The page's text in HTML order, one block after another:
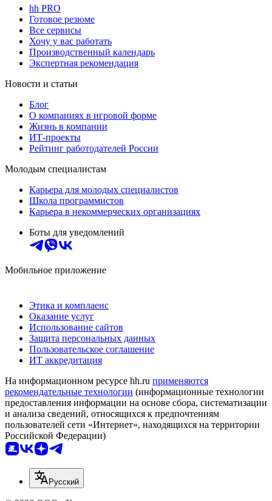
hh PRO
Готовое резюме
Все сервисы
Хочу у вас работать
Производственный календарь
Экспертная рекомендация
Новости и статьи
Блог
О компаниях в игровой форме
Жизнь в компании
ИТ-проекты
Рейтинг работодателей России
Молодым специалистам
Карьера для молодых специалистов
Школа программистов
Карьера в некоммерческих организациях
Боты для уведомлений
Мобильное приложение
Этика и комплаенс
Оказание услуг
Использование сайтов
Защита персональных данных
Пользовательское соглашение
ИТ аккредитация
На информационном ресурсе hh.ru применяются
рекомендательные технологии (информационные технологии
предоставления информации на основе сбора, систематизации
и анализа сведений, относящихся к предпочтениям
пользователей сети «Интернет», находящихся на территории
Российской Федерации)
Русский